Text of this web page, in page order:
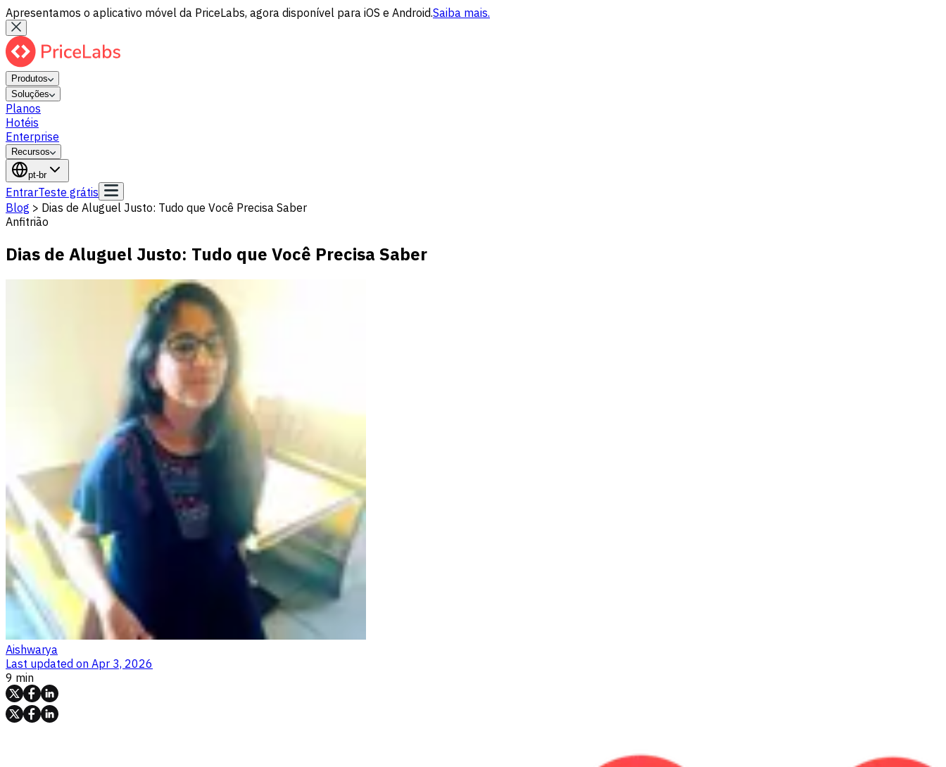
Apresentamos o aplicativo móvel da PriceLabs, agora disponível para iOS e Android.Saiba mais.
Produtos
Soluções
Planos
Hotéis
Enterprise
Recursos
pt-br
EntrarTeste grátis
Blog > Dias de Aluguel Justo: Tudo que Você Precisa Saber
Anfitrião
Dias de Aluguel Justo: Tudo que Você Precisa Saber
Aishwarya
Last updated on Apr 3, 2026
9 min